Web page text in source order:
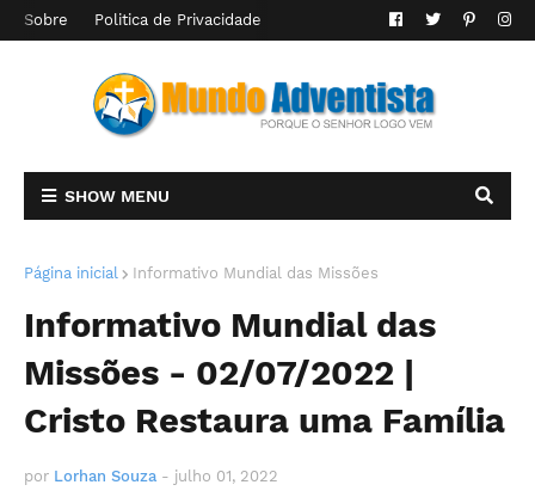
Sobre Politica de Privacidade
SHOW MENU
Página inicial Informativo Mundial das Missões
Informativo Mundial das
Missões - 02/07/2022 |
Cristo Restaura uma Família
por Lorhan Souza - julho 01, 2022